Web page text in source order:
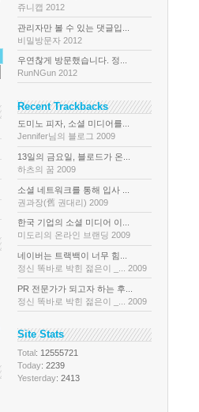
쥬니캡 2012
관리자만 볼 수 있는 댓글입...
비밀방문자 2012
우연찮게 방문했습니다. 정...
RunNGun 2012
Recent Trackbacks
도미노 피자, 소셜 미디어를...
Jennifer님의 블로그 2009
13일의 금요일, 블로드가 온...
하츠의 꿈 2009
소셜 네트워크를 통해 입사 ...
권과장(舊 권대리) 2009
한국 기업의 소셜 미디어 이...
미도리의 온라인 브랜딩 2009
네이버는 트랙백이 너무 힘...
정신 똑바로 박힌 젊은이 _... 2009
PR 전문가가 되고자 하는 후...
정신 똑바로 박힌 젊은이 _... 2009
Site Stats
Total: 12555721
Today: 2239
Yesterday: 2413